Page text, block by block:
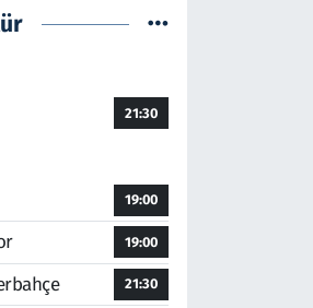
21:30
19:00
19:00
21:30